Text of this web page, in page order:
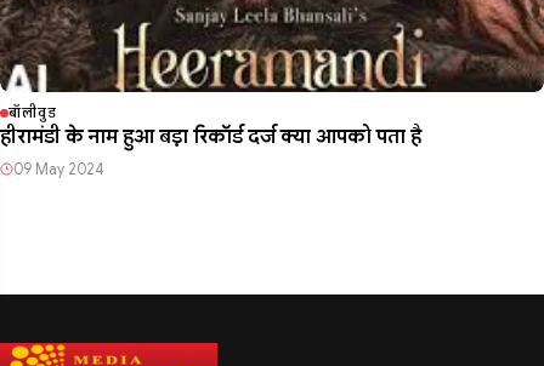
बॉलीवुड
हीरामंडी के नाम हुआ बड़ा रिकॉर्ड दर्ज क्या आपको पता है
09 May 2024